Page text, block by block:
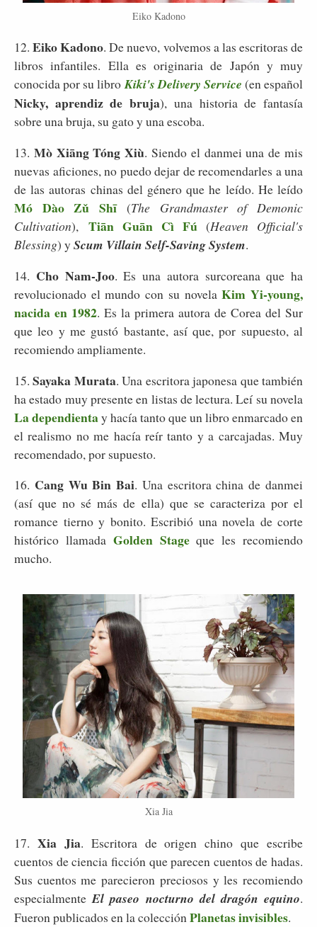
Eiko Kadono
12.Eiko Kadono. De nuevo, volvemos a las escritoras de
libros infantiles. Ella es originaria de Japón y muy
conocida por su libroKiki's Delivery Service (en español
Nicky, aprendiz de bruja), una historia de fantasía
sobre una bruja, su gato y una escoba.
13. Mò Xiāng Tóng Xiù. Siendo el danmei una de mis
nuevas aficiones, no puedo dejar de recomendarles a una
de las autoras chinas del género que he leído. He leído
Mó Dào Zǔ Shī (The Grandmaster of Demonic
Cultivation), Tiān Guān Cì Fú (Heaven Official's
Blessing) yScum Villain Self-Saving System.
14. Cho Nam-Joo. Es una autora surcoreana que ha
revolucionado el mundo con su novelaKim Yi-young,
nacida en 1982. Es la primera autora de Corea del Sur
que leo y me gustó bastante, así que, por supuesto, al
recomiendo ampliamente.
15.Sayaka Murata. Una escritora japonesa que también
ha estado muy presente en listas de lectura. Leí su novela
La dependientay hacía tanto que un libro enmarcado en
el realismo no me hacía reír tanto y a carcajadas. Muy
recomendado, por supuesto.
16. Cang Wu Bin Bai. Una escritora china de danmei
(así que no sé más de ella) que se caracteriza por el
romance tierno y bonito. Escribió una novela de corte
histórico llamada Golden Stage que les recomiendo
mucho.
Xia Jia
17. Xia Jia. Escritora de origen chino que escribe
cuentos de ciencia ficción que parecen cuentos de hadas.
Sus cuentos me parecieron preciosos y les recomiendo
especialmenteEl paseo nocturno del dragón equino.
Fueron publicados en la colección Planetas invisibles.